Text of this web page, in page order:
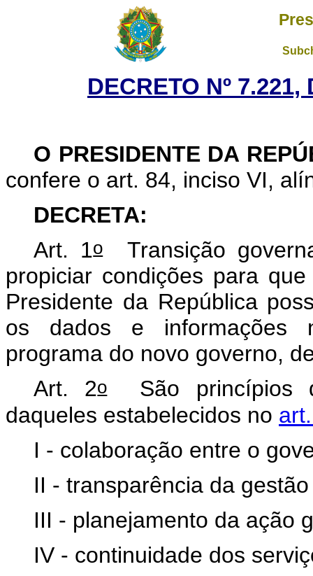
DECRETO Nº
O PRESIDENTE DA
confere o art. 84, inciso VI,
DECRETA:
Art. 1oTransição
propiciar condições para
Presidente da República
os dados e informações
programa do novo governo,
Art. 2oSão princípios
daqueles estabelecidos no
I - colaboração entre o
II - transparência da
III - planejamento da ação
IV - continuidade dos